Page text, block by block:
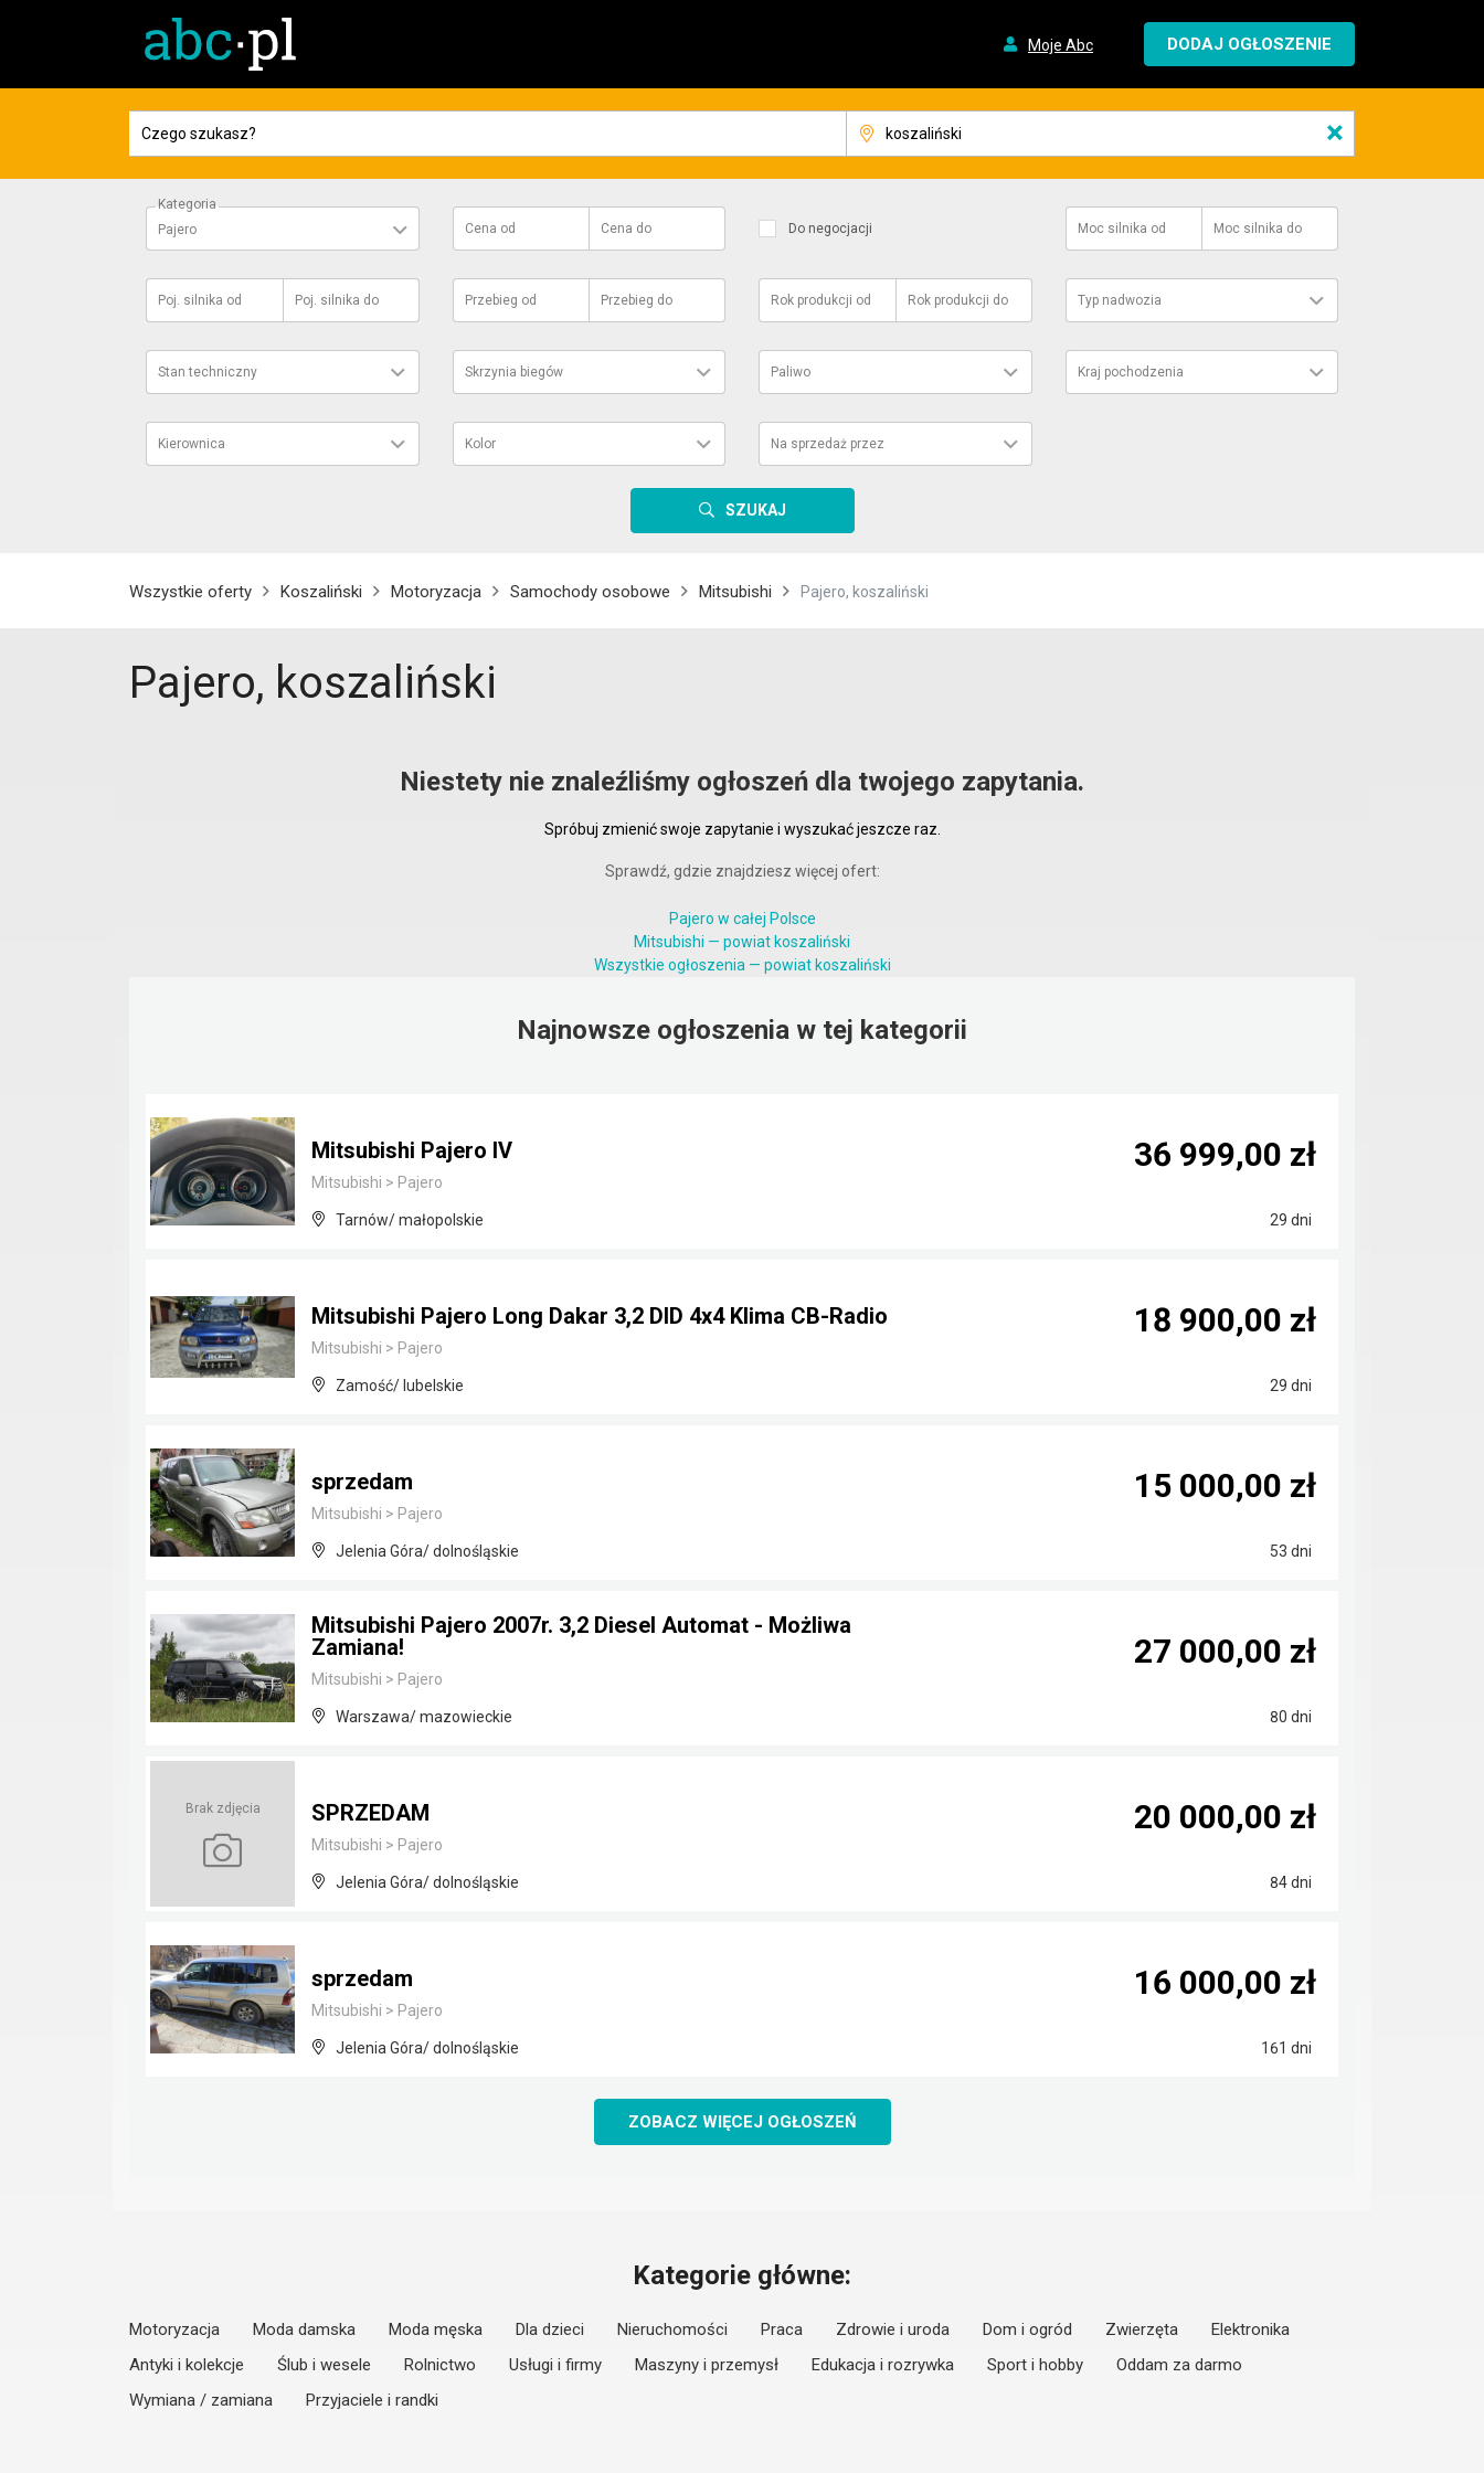
Moje Abc DODAJ OGŁOSZENIE
×
Kategoria
Pajero
Cena od Cena do Do negocjacji Moc silnika od Moc silnika do
Poj. silnika od Poj. silnika do Przebieg od Przebieg do Rok produkcji od Rok produkcji do Typ nadwozia
Stan techniczny Skrzynia biegów Paliwo Kraj pochodzenia
Kierownica Kolor Na sprzedaż przez
SZUKAJ
Wszystkie oferty Koszaliński Motoryzacja Samochody osobowe Mitsubishi Pajero, koszaliński
Pajero, koszaliński
Niestety nie znaleźliśmy ogłoszeń dla twojego zapytania.
Spróbuj zmienić swoje zapytanie i wyszukać jeszcze raz.
Sprawdź, gdzie znajdziesz więcej ofert:
Pajero w całej Polsce
Mitsubishi — powiat koszaliński
Wszystkie ogłoszenia — powiat koszaliński
Najnowsze ogłoszenia w tej kategorii
Mitsubishi Pajero IV
Mitsubishi > Pajero
Tarnów/ małopolskie 29 dni
36 999,00 zł
Mitsubishi Pajero Long Dakar 3,2 DID 4x4 Klima CB-Radio
Mitsubishi > Pajero
Zamość/ lubelskie 29 dni
18 900,00 zł
sprzedam
Mitsubishi > Pajero
Jelenia Góra/ dolnośląskie 53 dni
15 000,00 zł
Mitsubishi Pajero 2007r. 3,2 Diesel Automat - Możliwa
Zamiana!
Mitsubishi > Pajero
Warszawa/ mazowieckie 80 dni
27 000,00 zł
Brak zdjęcia SPRZEDAM
Mitsubishi > Pajero
Jelenia Góra/ dolnośląskie 84 dni
20 000,00 zł
sprzedam
Mitsubishi > Pajero
Jelenia Góra/ dolnośląskie 161 dni
16 000,00 zł
ZOBACZ WIĘCEJ OGŁOSZEŃ
Kategorie główne:
Motoryzacja Moda damska Moda męska Dla dzieci Nieruchomości Praca Zdrowie i uroda Dom i ogród Zwierzęta
Elektronika
Antyki i kolekcje
Ślub i wesele Rolnictwo Usługi i firmy Maszyny i przemysł Edukacja i rozrywka Sport i hobby
Oddam za darmo
Wymiana / zamiana
Przyjaciele i randki